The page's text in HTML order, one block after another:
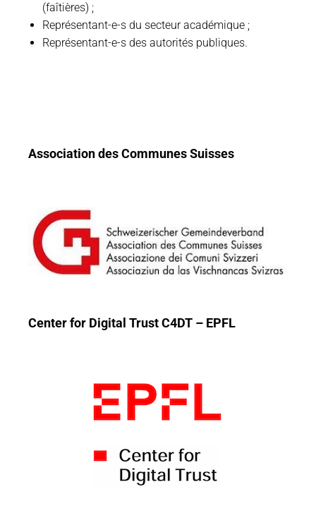
(faîtières) ;
Représentant-e-s du secteur académique ;
Représentant-e-s des autorités publiques.
Association des Communes Suisses
Center for Digital Trust C4DT – EPFL